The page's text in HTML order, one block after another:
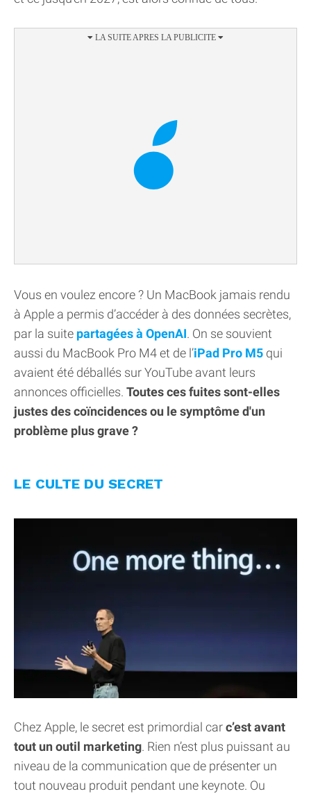
Vous en voulez encore ? Un MacBook jamais rendu
à Apple a permis d’accéder à des données secrètes,
par la suite partagées à OpenAI. On se souvient
aussi du MacBook Pro M4 et de l’iPad Pro M5 qui
avaient été déballés sur YouTube avant leurs
annonces officielles. Toutes ces fuites sont-elles
justes des coïncidences ou le symptôme d'un
problème plus grave ?
LE CULTE DU SECRET
Chez Apple, le secret est primordial carc’est avant
tout un outil marketing. Rien n’est plus puissant au
niveau de la communication que de présenter un
tout nouveau produit pendant une keynote. Ou